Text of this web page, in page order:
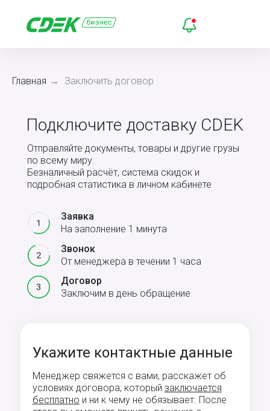
Главная → Заключить договор
Подключите доставку CDEK
Отправляйте документы, товары и другие грузы
по всему миру.
Безналичный расчёт, система скидок и
подробная статистика в личном кабинете
Заявка
На заполнение 1 минута
Звонок
От менеджера в течении 1 часа
Договор
Заключим в день обращение
Укажите контактные данные
Менеджер свяжется с вами, расскажет об
условиях договора, который заключается
бесплатно и ни к чему не обязывает. После